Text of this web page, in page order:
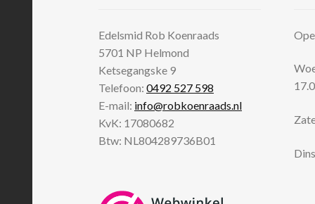
Edelsmid Rob Koenraads
5701 NP Helmond
Ketsegangske 9
Telefoon:0492 527 598
E-mail: info@robkoenraads.nl
KvK: 17080682
Btw: NL804289736B01